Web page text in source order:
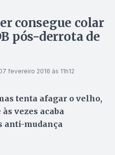
consegue colar
pós-derrota de
fevereiro 2016 às 11h12
tenta afagar o velho,
vezes acaba
anti-mudança